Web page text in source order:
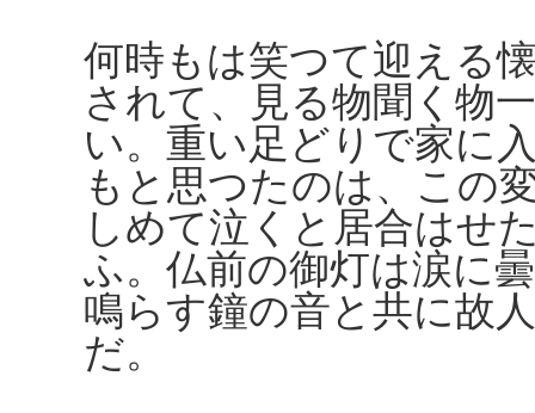
何時もは笑つて迎える
されて、見る物聞く物
い。重い足どりで家に
もと思つたのは、この
しめて泣くと居合はせ
ふ。仏前の御灯は涙に
鳴らす鐘の音と共に故
だ。